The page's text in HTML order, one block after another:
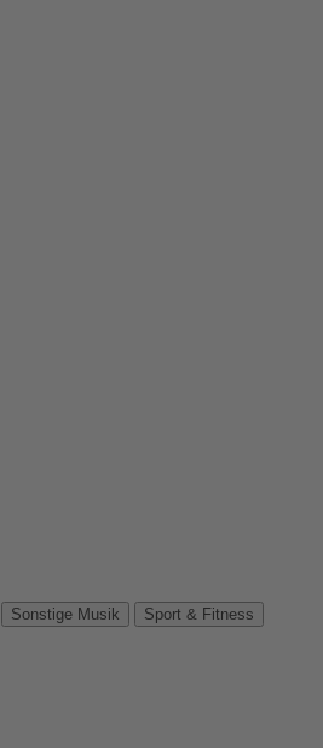
Sonstige Musik
Sport & Fitness